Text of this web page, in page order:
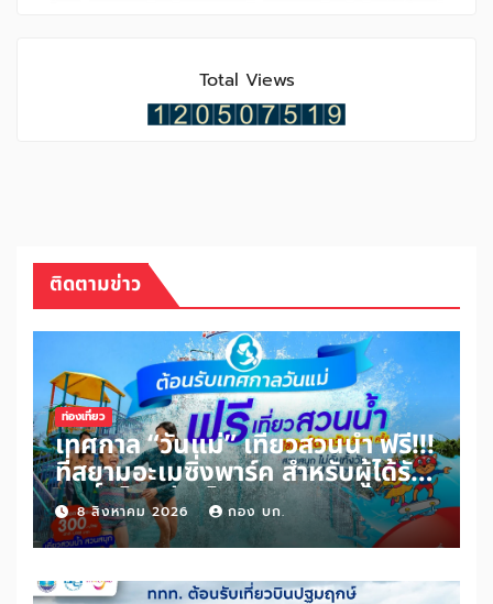
Total Views
ติดตามข่าว
ท่องเที่ยว
เทศกาล “วันแม่” เที่ยวสวนน้ำ ฟรี!!!
ที่สยามอะเมซิ่งพาร์ค สำหรับผู้ได้รับ
สิทธิ์ “ไทยช่วยไทยพลัส” และผู้ถือ
“บัตรสวัสดิการแห่งรัฐ” เพิ่มเพียง
100 บาท สนุกได้ทั้งสวนน้ำและสวน
สนุกไม่อั้นตลอดวัน
8 สิงหาคม 2026 กอง บก.